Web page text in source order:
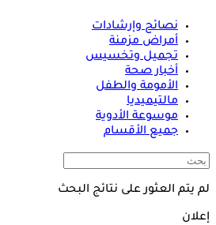
نصائح وإرشادات
أمراض مزمنة
تجميل وتخسيس
أخبار صحة
الأمومة والطفل
مالتيميديا
موسوعة الأدوية
جميع الأقسام
لم يتم العثور على نتائج البحث
إعلان